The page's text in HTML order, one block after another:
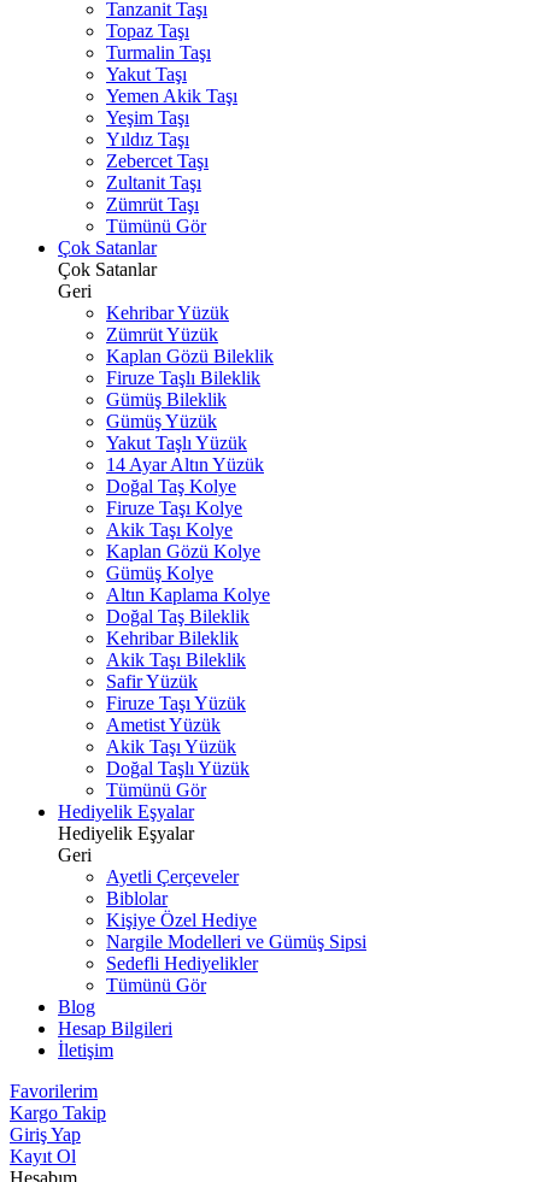
Tanzanit Taşı
Topaz Taşı
Turmalin Taşı
Yakut Taşı
Yemen Akik Taşı
Yeşim Taşı
Yıldız Taşı
Zebercet Taşı
Zultanit Taşı
Zümrüt Taşı
Tümünü Gör
Çok Satanlar
Çok Satanlar
Geri
Kehribar Yüzük
Zümrüt Yüzük
Kaplan Gözü Bileklik
Firuze Taşlı Bileklik
Gümüş Bileklik
Gümüş Yüzük
Yakut Taşlı Yüzük
14 Ayar Altın Yüzük
Doğal Taş Kolye
Firuze Taşı Kolye
Akik Taşı Kolye
Kaplan Gözü Kolye
Gümüş Kolye
Altın Kaplama Kolye
Doğal Taş Bileklik
Kehribar Bileklik
Akik Taşı Bileklik
Safir Yüzük
Firuze Taşı Yüzük
Ametist Yüzük
Akik Taşı Yüzük
Doğal Taşlı Yüzük
Tümünü Gör
Hediyelik Eşyalar
Hediyelik Eşyalar
Geri
Ayetli Çerçeveler
Biblolar
Kişiye Özel Hediye
Nargile Modelleri ve Gümüş Sipsi
Sedefli Hediyelikler
Tümünü Gör
Blog
Hesap Bilgileri
İletişim
Favorilerim
Kargo Takip
Giriş Yap
Kayıt Ol
Hesabım